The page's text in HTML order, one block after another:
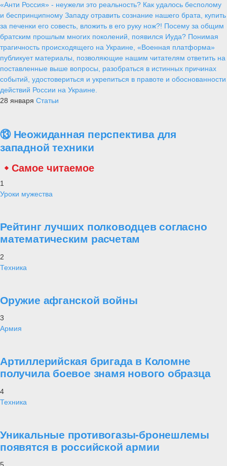
«Анти Россия» - неужели это реальность? Как удалось бесполому
и беспринципному Западу отравить сознание нашего брата, купить
за печенки его совесть, вложить в его руку нож?! Посему за общим
братским прошлым многих поколений, появился Иуда? Понимая
трагичность происходящего на Украине, «Военная платформа»
публикует материалы, позволяющие нашим читателям ответить на
поставленные выше вопросы, разобраться в истинных причинах
событий, удостовериться и укрепиться в правоте и обоснованности
действий России на Украине.
28 января Статьи
⑬ Неожиданная перспектива для
западной техники
Самое читаемое
1
Уроки мужества
Рейтинг лучших полководцев согласно
математическим расчетам
2
Техника
Оружие афганской войны
3
Армия
Артиллерийская бригада в Коломне
получила боевое знамя нового образца
4
Техника
Уникальные противогазы-бронешлемы
появятся в российской армии